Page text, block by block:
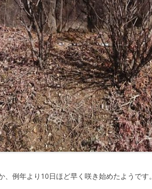
例年より10日ほど早く咲き始めたようです。